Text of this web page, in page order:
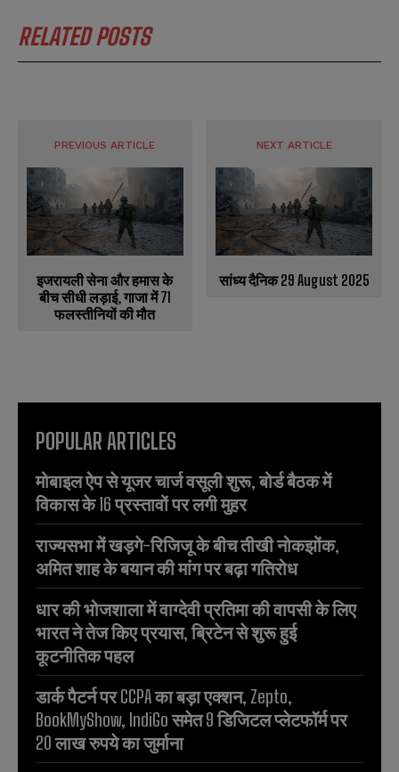
RELATED POSTS
PREVIOUS ARTICLE
इजरायली सेना और हमास के
बीच सीधी लड़ाई, गाजा में 71
फलस्तीनियों की मौत
NEXT ARTICLE
सांध्य दैनिक 29 August 2025
POPULAR ARTICLES
मोबाइल ऐप से यूजर चार्ज वसूली शुरू, बोर्ड बैठक में
विकास के 16 प्रस्तावों पर लगी मुहर
राज्यसभा में खड़गे-रिजिजू के बीच तीखी नोकझोंक,
अमित शाह के बयान की मांग पर बढ़ा गतिरोध
धार की भोजशाला में वाग्देवी प्रतिमा की वापसी के लिए
भारत ने तेज किए प्रयास, ब्रिटेन से शुरू हुई
कूटनीतिक पहल
डार्क पैटर्न पर CCPA का बड़ा एक्शन, Zepto,
BookMyShow, IndiGo समेत 9 डिजिटल प्लेटफॉर्म पर
20 लाख रुपये का जुर्माना